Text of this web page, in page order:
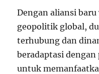
Dengan aliansi
geopolitik global,
terhubung dan
beradaptasi
untuk